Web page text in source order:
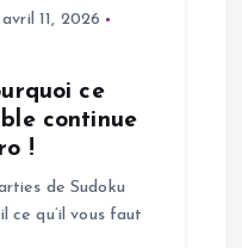
avril 11, 2026
ce
continue
!
de Sudoku
ce qu’il vous faut